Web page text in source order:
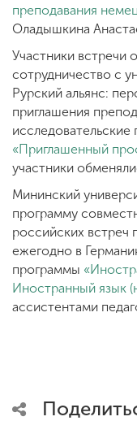
преподавания
Оладышкина
Участники встречи
сотрудничество с
Рурский альянс:
приглашения
«Приглашенный
участники
Мининский
программу
российских встреч
ежегодно в
программы
Иностранный язык
ассистентами